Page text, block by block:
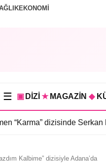
EKONOMİ
☰ ▣ DİZİ ★ MAGAZİN ◆
Serkan Dağlı’nın
Kalbime” dizisiyle Adana’da